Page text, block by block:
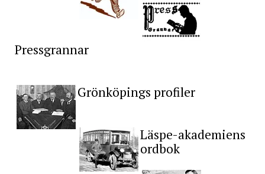
Pressgrannar
Grönköpings profiler
Läspe-akademiens
ordbok